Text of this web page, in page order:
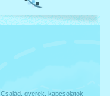
Család, gyerek, kapcsolatok